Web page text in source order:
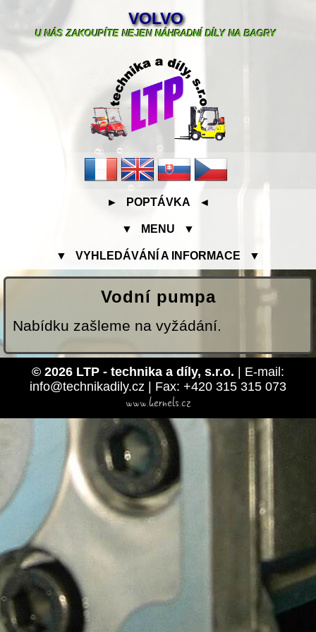
VOLVO
U NÁS ZAKOUPÍTE NEJEN NÁHRADNÍ DÍLY NA BAGRY
► POPTÁVKA ◄
▼ MENU ▼
▼ VYHLEDÁVÁNÍ A INFORMACE ▼
Vodní pumpa
Nabídku zašleme na vyžádání.
© 2026 LTP - technika a díly, s.r.o. | E-mail:
info@technikadily.cz | Fax: +420 315 315 073
www.kernels.cz